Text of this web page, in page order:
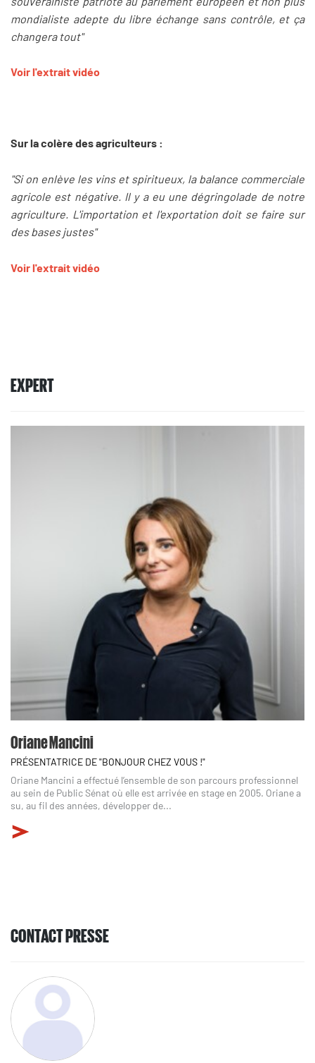
mondialiste adepte du libre échange sans contrôle, et ça
changera tout"
Voir l'extrait vidéo
Sur la colère des agriculteurs :
"Si on enlève les vins et spiritueux, la balance commerciale
agricole est négative. Il y a eu une dégringolade de notre
agriculture. L'importation et l'exportation doit se faire sur
des bases justes"
Voir l'extrait vidéo
EXPERT
Oriane Mancini
PRÉSENTATRICE DE "BONJOUR CHEZ VOUS !"
Oriane Mancini a effectué l’ensemble de son parcours professionnel
au sein de Public Sénat où elle est arrivée en stage en 2005. Oriane a
su, au fil des années, développer de...
CONTACT PRESSE